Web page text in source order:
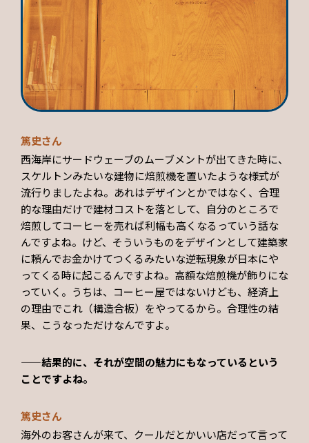
篤史さん
西海岸にサードウェーブのムーブメントが出てきた時に、
スケルトンみたいな建物に焙煎機を置いたような様式が
流行りましたよね。あれはデザインとかではなく、合理
的な理由だけで建材コストを落として、自分のところで
焙煎してコーヒーを売れば利幅も高くなるっていう話な
んですよね。けど、そういうものをデザインとして建築家
に頼んでお金かけてつくるみたいな逆転現象が日本にや
ってくる時に起こるんですよね。高額な焙煎機が飾りにな
っていく。うちは、コーヒー屋ではないけども、経済上
の理由でこれ（構造合板）をやってるから。合理性の結
果、こうなっただけなんですよ。
——結果的に、それが空間の魅力にもなっているという
ことですよね。
篤史さん
海外のお客さんが来て、クールだとかいい店だって言って